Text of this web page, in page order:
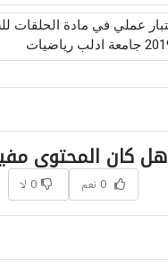
هل كان المحتوى
0 نعم 0 لا